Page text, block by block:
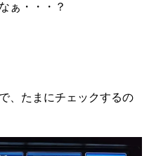
ぁ・・・？
、たまにチェックするの